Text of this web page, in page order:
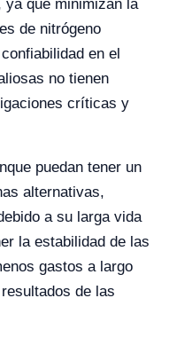
ya que minimizan la
de nitrógeno
en el
no tienen
críticas y
puedan tener un
alternativas,
a su larga vida
la estabilidad de las
gastos a largo
de las